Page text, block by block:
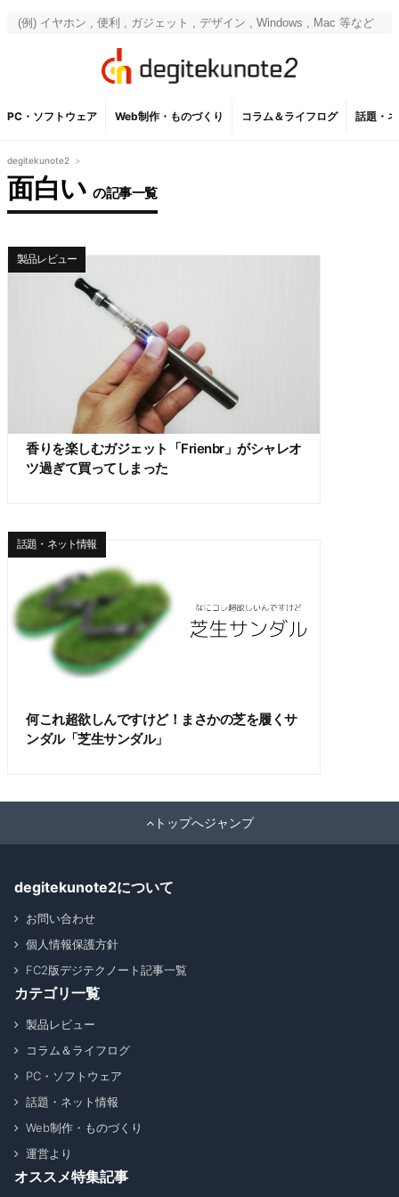
PC・ソフトウェア Web制作・ものづくり コラム＆ライフログ 話題・
degitekunote2 >
面白い の記事一覧
香りを楽しむガジェット「Frienbr」がシャレオ
ツ過ぎて買ってしまった
製品レビュー
何これ超欲しんですけど！まさかの芝を履くサ
ンダル「芝生サンダル」
話題・ネット情報
トップへジャンプ
degitekunote2について
お問い合わせ
個人情報保護方針
FC2版デジテクノート記事一覧
カテゴリ一覧
製品レビュー
コラム＆ライフログ
PC・ソフトウェア
話題・ネット情報
Web制作・ものづくり
運営より
オススメ特集記事